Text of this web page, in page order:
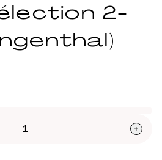
2-
ausgerichtet, dass sich